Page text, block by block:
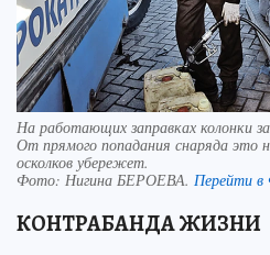
На работающих заправках колонки
От прямого попадания снаряда это
осколков убережет.
Фото: Нигина БЕРОЕВА. Перейти
КОНТРАБАНДА ЖИЗНИ